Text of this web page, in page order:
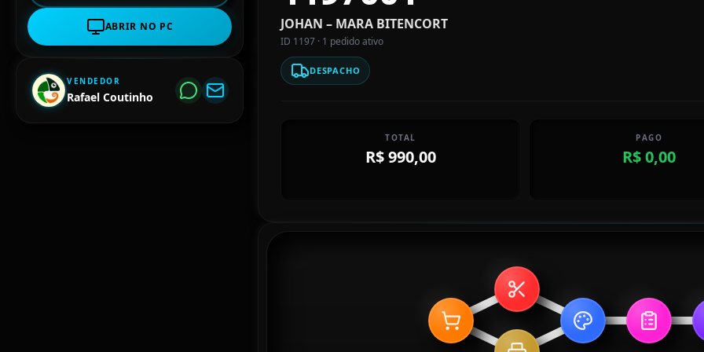
ABRIR NO PC
VENDEDOR
Rafael Coutinho
JOHAN – MARA BITENCORT
ID 1197 · 1 pedido ativo
DESPACHO
TOTAL
R$ 990,00
PAGO
R$ 0,00